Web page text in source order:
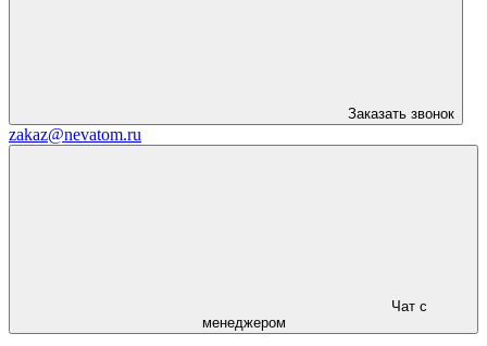
Заказать звонок
zakaz@nevatom.ru
Чат с
менеджером